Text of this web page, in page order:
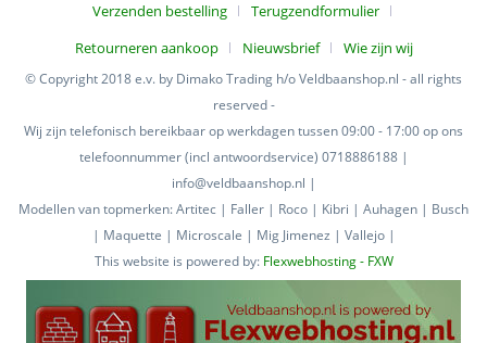
Verzenden bestelling
Terugzendformulier
Retourneren aankoop
Nieuwsbrief Wie zijn wij
© Copyright 2018 e.v. by Dimako Trading h/o Veldbaanshop.nl - all rights
reserved -
Wij zijn telefonisch bereikbaar op werkdagen tussen 09:00 - 17:00 op ons
telefoonnummer (incl antwoordservice) 0718886188 |
info@veldbaanshop.nl |
Modellen van topmerken: Artitec | Faller | Roco | Kibri | Auhagen | Busch
| Maquette | Microscale | Mig Jimenez | Vallejo |
This website is powered by: Flexwebhosting - FXW